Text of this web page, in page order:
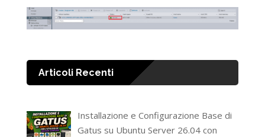
Articoli Recenti
Installazione e Configurazione Base di
Gatus su Ubuntu Server 26.04 con